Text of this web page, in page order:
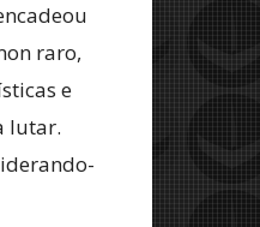
raro,
e
lutar.